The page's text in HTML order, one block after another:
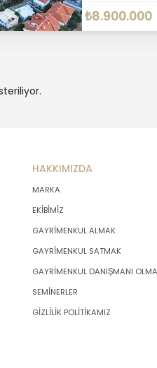
₺8.900.000
HAKKIMIZDA
MARKA
EKİBİMİZ
GAYRİMENKUL ALMAK
GAYRİMENKUL SATMAK
GAYRİMENKUL DANIŞMANI
SEMİNERLER
GİZLİLİK POLİTİKAMIZ